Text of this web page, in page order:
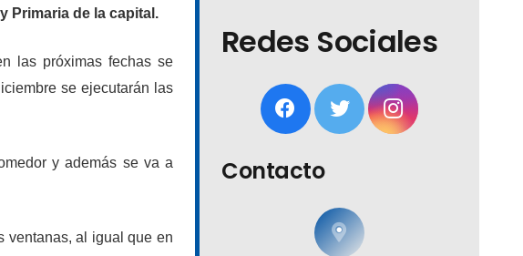
Primaria de la capital.
las próximas fechas se
se ejecutarán las
y además se va a
ventanas, al igual que en
Redes Sociales
Contacto